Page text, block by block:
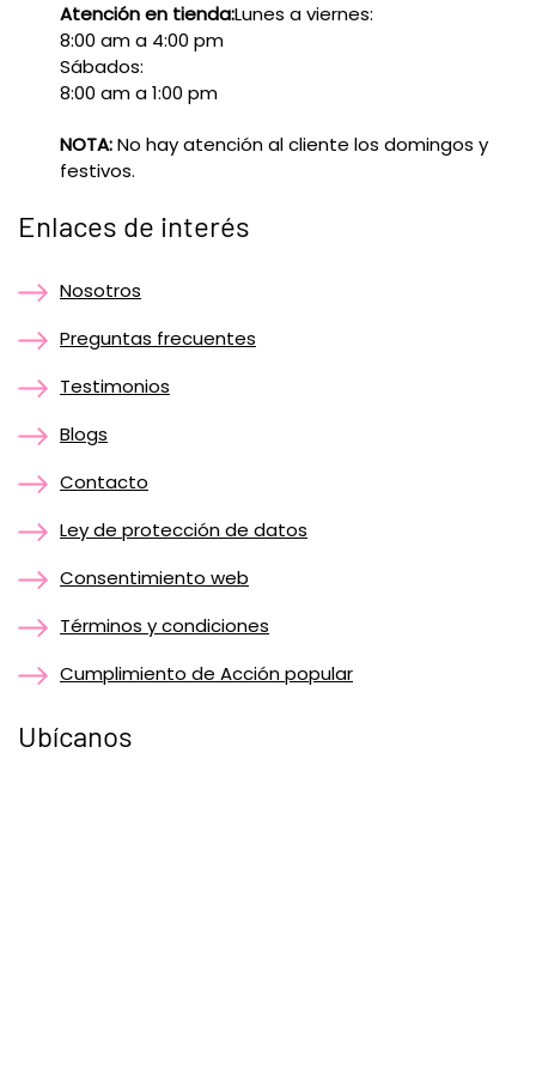
Atención en tienda:Lunes a viernes:
8:00 am a 4:00 pm
Sábados:
8:00 am a 1:00 pm
NOTA:No hay atención al cliente los domingos y
festivos.
Enlaces de interés
Nosotros
Preguntas frecuentes
Testimonios
Blogs
Contacto
Ley de protección de datos
Consentimiento web
Términos y condiciones
Cumplimiento de Acción popular
Ubícanos